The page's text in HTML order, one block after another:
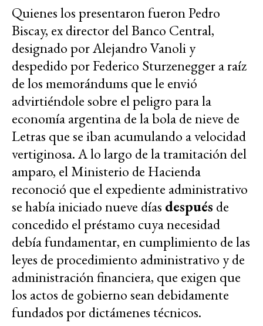
Quienes los presentaron fueron Pedro
Biscay, ex director del Banco Central,
designado por Alejandro Vanoli y
despedido por Federico Sturzenegger a raíz
de los memorándums que le envió
advirtiéndole sobre el peligro para la
economía argentina de la bola de nieve de
Letras que se iban acumulando a velocidad
vertiginosa. A lo largo de la tramitación del
amparo, el Ministerio de Hacienda
reconoció que el expediente administrativo
se había iniciado nueve días después de
concedido el préstamo cuya necesidad
debía fundamentar, en cumplimiento de las
leyes de procedimiento administrativo y de
administración financiera, que exigen que
los actos de gobierno sean debidamente
fundados por dictámenes técnicos.